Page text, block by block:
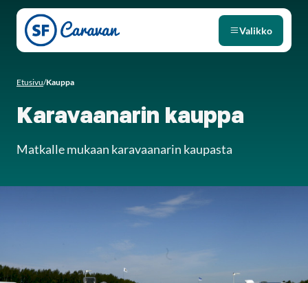
Siirry sivun sisältöön
Valikko
Etusivu/Kauppa
Karavaanarin kauppa
Matkalle mukaan karavaanarin kaupasta